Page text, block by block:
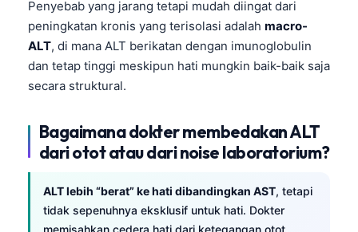
Penyebab yang jarang tetapi mudah diingat dari
peningkatan kronis yang terisolasi adalah macro-
ALT, di mana ALT berikatan dengan imunoglobulin
dan tetap tinggi meskipun hati mungkin baik-baik saja
secara struktural.
Bagaimana dokter membedakan ALT
dari otot atau dari noise laboratorium?
ALT lebih “berat” ke hati dibandingkan AST, tetapi
tidak sepenuhnya eksklusif untuk hati. Dokter
memisahkan cedera hati dari ketegangan otot,